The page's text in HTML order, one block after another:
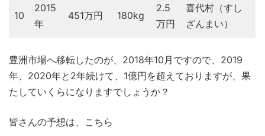
10
2015
年
451万円 180kg
2.5
万円
喜代村（すし
ざんまい）
豊洲市場へ移転したのが、2018年10月ですので、2019
年、2020年と2年続けて、1億円を超えておりますが、果
たしていくらになりますでしょうか？
皆さんの予想は、こちら